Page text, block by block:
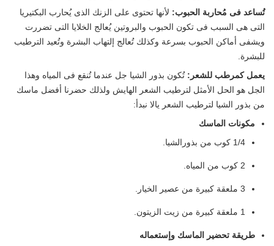
تُساعد فى مُحاربة الحبوب: لأنها تحتوى على الزنك الذى يُحارب البكتيريا
التى هى السبب فى تكون الحبوب والبروتين يُعالج الخلايا التى تضررت
ويشفى أماكن الحبوب بسرعة وكذلك تُعالج إلتهاب البشرة وتُعيد الترطيب
للبشرة.
يعمل كمرطب للشعر: تُكون بذور الشيا جل عندما تُنقع فى المياه وهذا
الجل هو الحل الأمثل لترطيب الشعر الهايش ولذلك حضرنا أفضل ماسك
من بذور الشيا لترطيب الشعر يالا نبدأ:
مكونات الماسك
1/4 كوب من بذورالشيا.
2 كوب من المياه.
3 ملعقة كبيرة من عصير الخيار.
1 ملعقة كبيرة من زيت الزيتون.
طريقة تحضير الماسك وإستعماله